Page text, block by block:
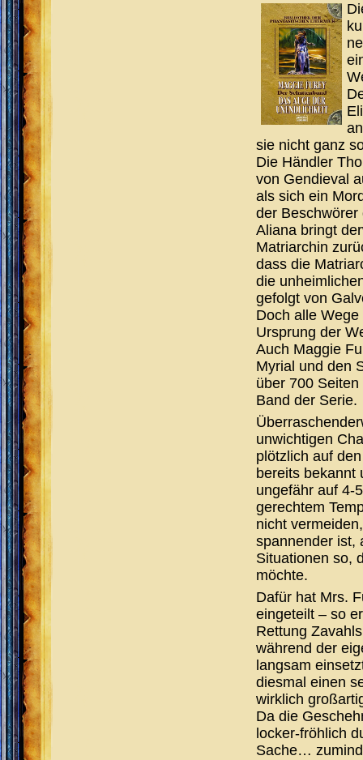
sie nicht ganz
Die Händler
von Gendieval
als sich ein
der
Aliana bringt
Matriarchin
dass die
die
gefolgt von
Doch alle
Ursprung der
Auch Maggie
Myrial und den
über 700
Band der Serie.
unwichtigen
plötzlich auf
bereits bekannt
ungefähr auf 4-
gerechtem
nicht
spannender ist,
Situationen so,
möchte.
Dafür hat Mrs.
eingeteilt – so
Rettung
während der
langsam
diesmal einen
wirklich
Da die
locker-fröhlich
Sache…